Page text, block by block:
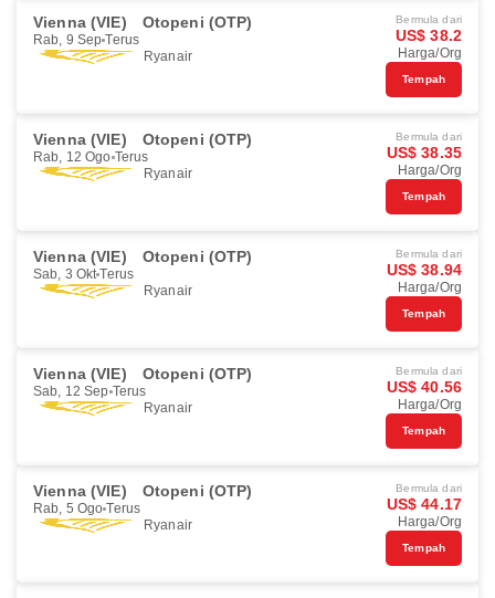
Vienna (VIE) Otopeni (OTP)
Rab, 9 Sep Terus
Ryanair
Bermula dari
US$ 38.2
Harga/Org
Tempah
Vienna (VIE) Otopeni (OTP)
Rab, 12 Ogo Terus
Ryanair
Bermula dari
US$ 38.35
Harga/Org
Tempah
Vienna (VIE) Otopeni (OTP)
Sab, 3 Okt Terus
Ryanair
Bermula dari
US$ 38.94
Harga/Org
Tempah
Vienna (VIE) Otopeni (OTP)
Sab, 12 Sep Terus
Ryanair
Bermula dari
US$ 40.56
Harga/Org
Tempah
Vienna (VIE) Otopeni (OTP)
Rab, 5 Ogo Terus
Ryanair
Bermula dari
US$ 44.17
Harga/Org
Tempah